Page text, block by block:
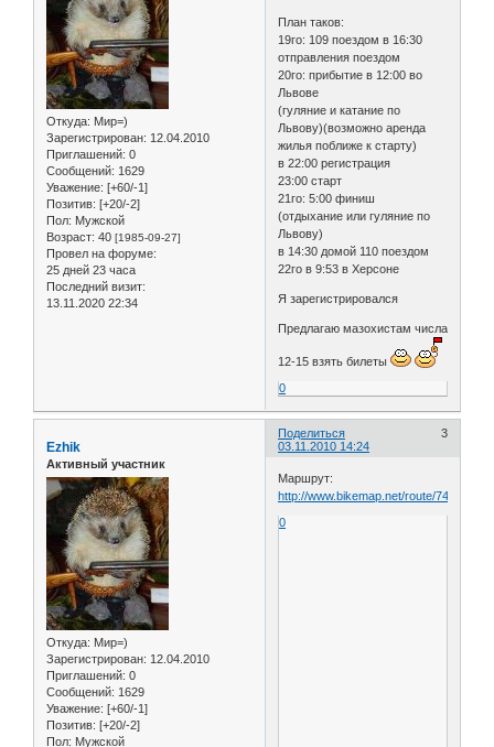
Откуда: Мир=)
Зарегистрирован: 12.04.2010
Приглашений: 0
Сообщений: 1629
Уважение: [+60/-1]
Позитив: [+20/-2]
Пол: Мужской
Возраст: 40 [1985-09-27]
Провел на форуме:
25 дней 23 часа
Последний визит:
13.11.2020 22:34
План таков:
19го: 109 поездом в 16:30
отправления поездом
20го: прибытие в 12:00 во
Львове
(гуляние и катание по
Львову)(возможно аренда
жилья поближе к старту)
в 22:00 регистрация
23:00 старт
21го: 5:00 финиш
(отдыхание или гуляние по
Львову)
в 14:30 домой 110 поездом
22го в 9:53 в Херсоне
Я зарегистрировался
Предлагаю мазохистам числа
12-15 взять билеты
0
Поделиться
3
03.11.2010 14:24
Ezhik
Активный участник
Откуда: Мир=)
Зарегистрирован: 12.04.2010
Приглашений: 0
Сообщений: 1629
Уважение: [+60/-1]
Позитив: [+20/-2]
Пол: Мужской
Маршрут:
http://www.bikemap.net/route/746789
0